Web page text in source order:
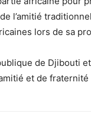
l’amitié
lors de sa
de Djibouti
et de